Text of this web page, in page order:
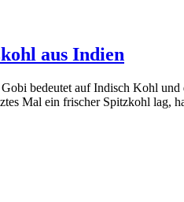
aus Indien
bedeutet auf Indisch Kohl
Mal ein frischer Spitzkohl lag,